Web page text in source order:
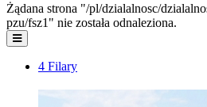
Żądana strona "/pl/dzialalnosc/
pzu/fsz1" nie została odnaleziona.
4 Filary